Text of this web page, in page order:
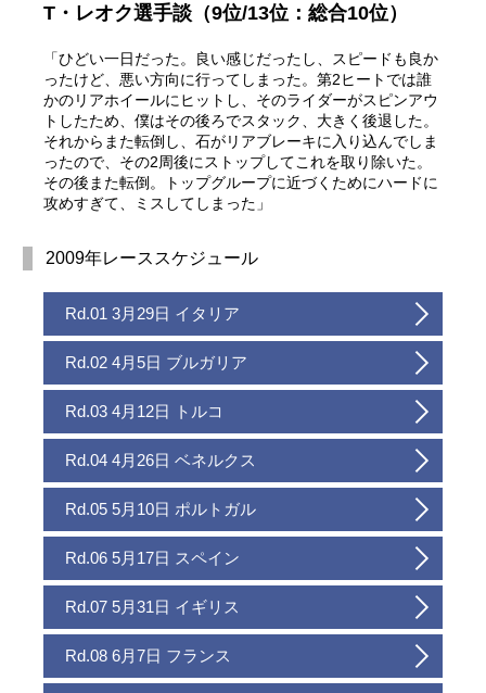
T・レオク選手談（9位/13位：総合10位）
「ひどい一日だった。良い感じだったし、スピードも良か
ったけど、悪い方向に行ってしまった。第2ヒートでは誰
かのリアホイールにヒットし、そのライダーがスピンアウ
トしたため、僕はその後ろでスタック、大きく後退した。
それからまた転倒し、石がリアブレーキに入り込んでしま
ったので、その2周後にストップしてこれを取り除いた。
その後また転倒。トップグループに近づくためにハードに
攻めすぎて、ミスしてしまった」
2009年レーススケジュール
Rd.01 3月29日 イタリア
Rd.02 4月5日 ブルガリア
Rd.03 4月12日 トルコ
Rd.04 4月26日 ベネルクス
Rd.05 5月10日 ポルトガル
Rd.06 5月17日 スペイン
Rd.07 5月31日 イギリス
Rd.08 6月7日 フランス